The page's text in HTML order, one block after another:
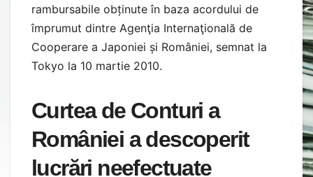
rambursabile obținute în baza acordului de
împrumut dintre Agenţia Internaţională de
Cooperare a Japoniei și României, semnat la
Tokyo la 10 martie 2010.
Curtea de Conturi a
României a descoperit
lucrări neefectuate